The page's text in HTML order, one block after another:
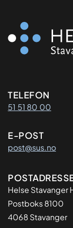
TELEFON
51 51 80 00
E-POST
post@sus.no
Adresse
Helse Stavanger
Postboks 8100
4068 Stavanger